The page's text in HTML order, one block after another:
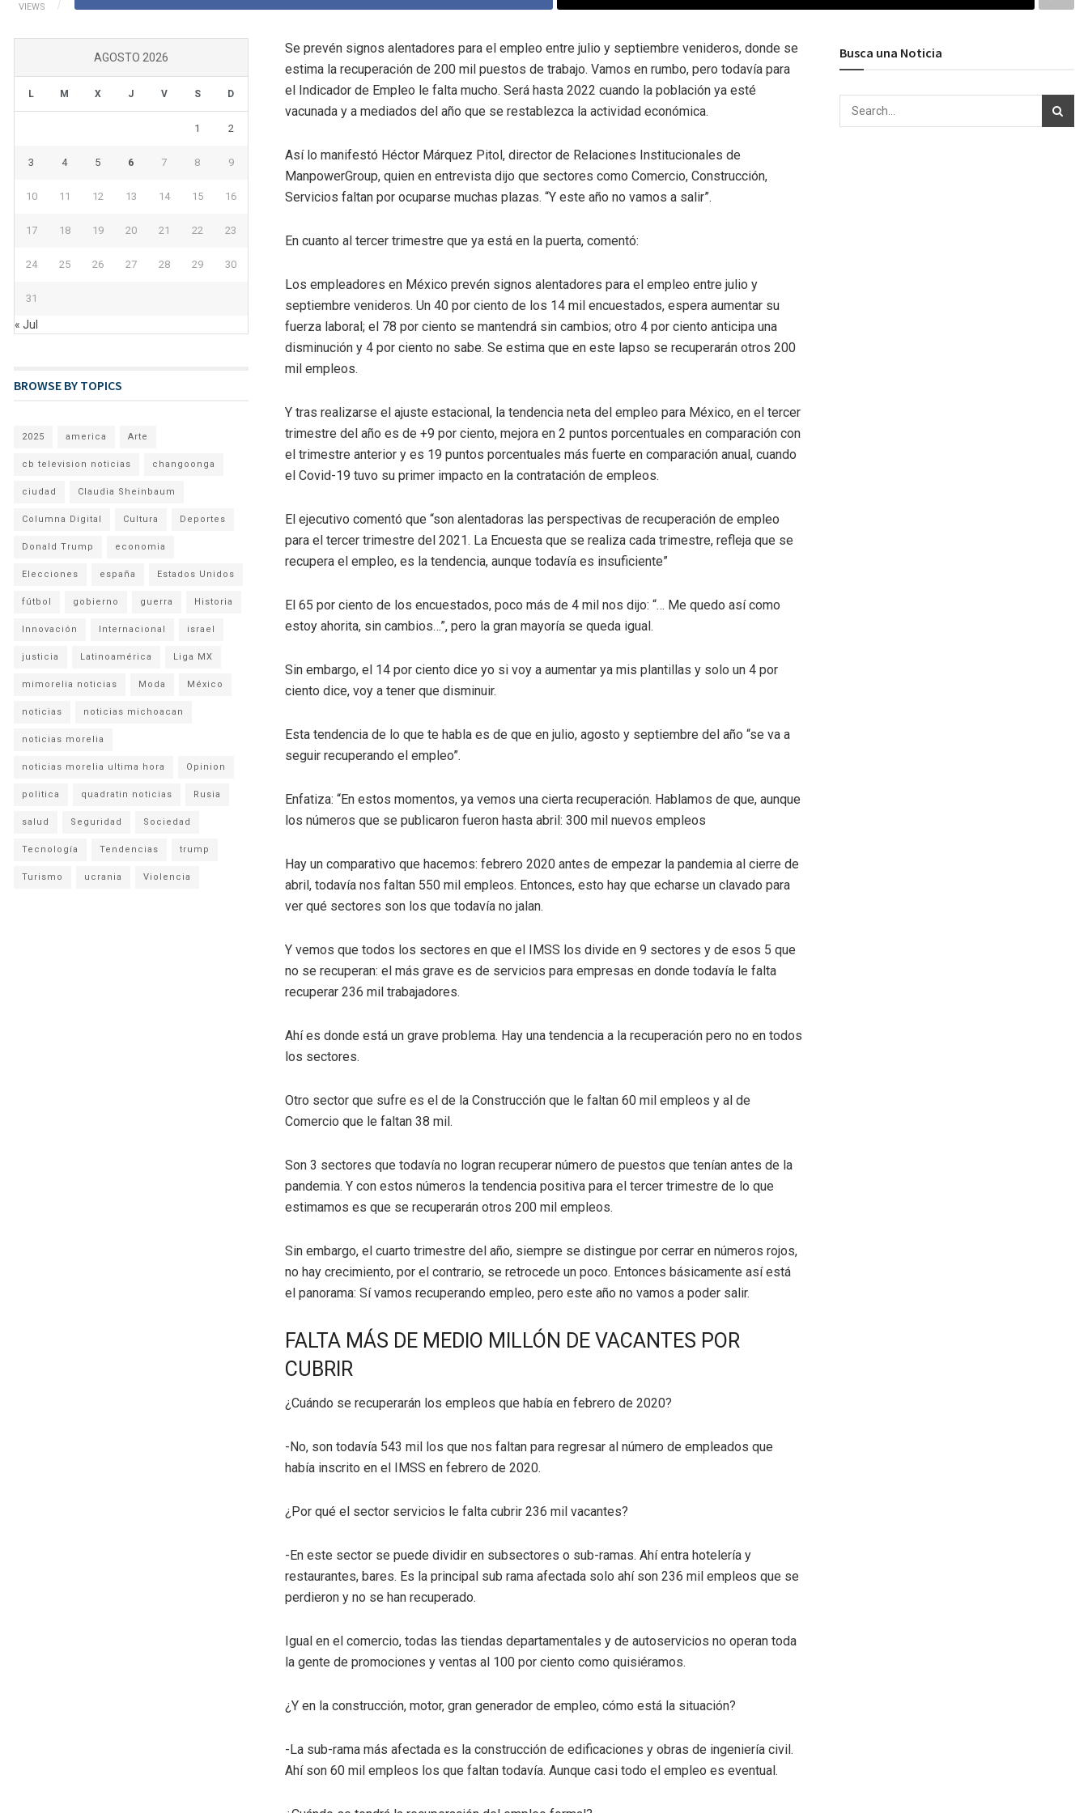
VIEWS
Se prevén signos alentadores para el empleo entre julio y septiembre venideros, donde se
estima la recuperación de 200 mil puestos de trabajo. Vamos en rumbo, pero todavía para
el Indicador de Empleo le falta mucho. Será hasta 2022 cuando la población ya esté
vacunada y a mediados del año que se restablezca la actividad económica.
Así lo manifestó Héctor Márquez Pitol, director de Relaciones Institucionales de
ManpowerGroup, quien en entrevista dijo que sectores como Comercio, Construcción,
Servicios faltan por ocuparse muchas plazas. “Y este año no vamos a salir”.
En cuanto al tercer trimestre que ya está en la puerta, comentó:
Los empleadores en México prevén signos alentadores para el empleo entre julio y
septiembre venideros. Un 40 por ciento de los 14 mil encuestados, espera aumentar su
fuerza laboral; el 78 por ciento se mantendrá sin cambios; otro 4 por ciento anticipa una
disminución y 4 por ciento no sabe. Se estima que en este lapso se recuperarán otros 200
mil empleos.
Y tras realizarse el ajuste estacional, la tendencia neta del empleo para México, en el tercer
trimestre del año es de +9 por ciento, mejora en 2 puntos porcentuales en comparación con
el trimestre anterior y es 19 puntos porcentuales más fuerte en comparación anual, cuando
el Covid-19 tuvo su primer impacto en la contratación de empleos.
El ejecutivo comentó que “son alentadoras las perspectivas de recuperación de empleo
para el tercer trimestre del 2021. La Encuesta que se realiza cada trimestre, refleja que se
recupera el empleo, es la tendencia, aunque todavía es insuficiente”
El 65 por ciento de los encuestados, poco más de 4 mil nos dijo: “… Me quedo así como
estoy ahorita, sin cambios…”, pero la gran mayoría se queda igual.
Sin embargo, el 14 por ciento dice yo si voy a aumentar ya mis plantillas y solo un 4 por
ciento dice, voy a tener que disminuir.
Esta tendencia de lo que te habla es de que en julio, agosto y septiembre del año “se va a
seguir recuperando el empleo”.
Enfatiza: “En estos momentos, ya vemos una cierta recuperación. Hablamos de que, aunque
los números que se publicaron fueron hasta abril: 300 mil nuevos empleos
Hay un comparativo que hacemos: febrero 2020 antes de empezar la pandemia al cierre de
abril, todavía nos faltan 550 mil empleos. Entonces, esto hay que echarse un clavado para
ver qué sectores son los que todavía no jalan.
Y vemos que todos los sectores en que el IMSS los divide en 9 sectores y de esos 5 que
no se recuperan: el más grave es de servicios para empresas en donde todavía le falta
recuperar 236 mil trabajadores.
Ahí es donde está un grave problema. Hay una tendencia a la recuperación pero no en todos
los sectores.
Otro sector que sufre es el de la Construcción que le faltan 60 mil empleos y al de
Comercio que le faltan 38 mil.
Son 3 sectores que todavía no logran recuperar número de puestos que tenían antes de la
pandemia. Y con estos números la tendencia positiva para el tercer trimestre de lo que
estimamos es que se recuperarán otros 200 mil empleos.
Sin embargo, el cuarto trimestre del año, siempre se distingue por cerrar en números rojos,
no hay crecimiento, por el contrario, se retrocede un poco. Entonces básicamente así está
el panorama: Sí vamos recuperando empleo, pero este año no vamos a poder salir.
FALTA MÁS DE MEDIO MILLÓN DE VACANTES POR
CUBRIR
¿Cuándo se recuperarán los empleos que había en febrero de 2020?
-No, son todavía 543 mil los que nos faltan para regresar al número de empleados que
había inscrito en el IMSS en febrero de 2020.
¿Por qué el sector servicios le falta cubrir 236 mil vacantes?
-En este sector se puede dividir en subsectores o sub-ramas. Ahí entra hotelería y
restaurantes, bares. Es la principal sub rama afectada solo ahí son 236 mil empleos que se
perdieron y no se han recuperado.
Igual en el comercio, todas las tiendas departamentales y de autoservicios no operan toda
la gente de promociones y ventas al 100 por ciento como quisiéramos.
¿Y en la construcción, motor, gran generador de empleo, cómo está la situación?
-La sub-rama más afectada es la construcción de edificaciones y obras de ingeniería civil.
Ahí son 60 mil empleos los que faltan todavía. Aunque casi todo el empleo es eventual.
AGOSTO 2026
L M X J V S D
1 2
3 4 5 6 7 8 9
10 11 12 13 14 15 16
17 18 19 20 21 22 23
24 25 26 27 28 29 30
31
« Jul
BROWSE BY TOPICS
2025 america Arte
cb television noticias changoonga
ciudad Claudia Sheinbaum
Columna Digital Cultura Deportes
Donald Trump economia
Elecciones españa Estados Unidos
fútbol gobierno guerra Historia
Innovación Internacional israel
justicia Latinoamérica Liga MX
mimorelia noticias Moda México
noticias noticias michoacan
noticias morelia
noticias morelia ultima hora Opinion
politica quadratin noticias Rusia
salud Seguridad Sociedad
Tecnología Tendencias trump
Turismo ucrania Violencia
Busca una Noticia